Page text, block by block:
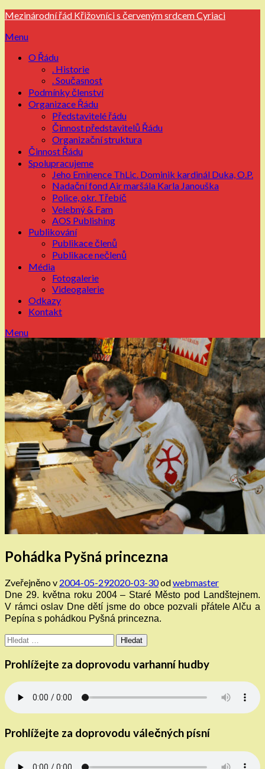
Přejdi
obsah
Mezinárodní řád Křižovníci s červeným srdcem Cyriaci
Menu
O Řádu
. Historie
. Současnost
Podmínky členství
Organizace Řádu
Představitelé řádu
Činnost představitelů Řádu
Organizační struktura
Činnost Řádu
Spolupracujeme
Jeho Eminence ThLic. Dominik kardinál Duka, O.P.
Nadační fond Air maršála Karla Janouška
Police, okr. Třebíč
Velebný & Fam
AOS Publishing
Publikování
Publikace členů
Publikace nečlenů
Média
Fotogalerie
Videogalerie
Odkazy
Kontakt
Menu
Pohádka Pyšná princezna
Zveřejněno v 2004-05-292020-03-30odwebmaster
Dne 29. května roku 2004 – Staré Město pod Landštejnem.
V rámci oslav Dne dětí jsme do obce pozvali přátele Alču a
Pepína s pohádkou Pyšná princezna.
Vyhledávání
Prohlížejte za doprovodu varhanní hudby
Prohlížejte za doprovodu válečných písní